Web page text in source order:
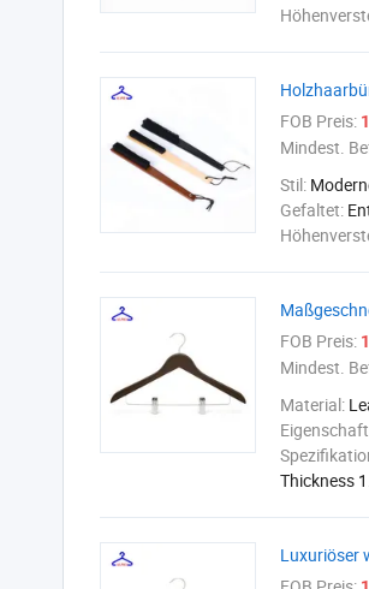
FOB Preis:
Mindest.
Stil:
Gefaltet:
FOB Preis:
Mindest.
Material:
Thickness
Luxuriöser